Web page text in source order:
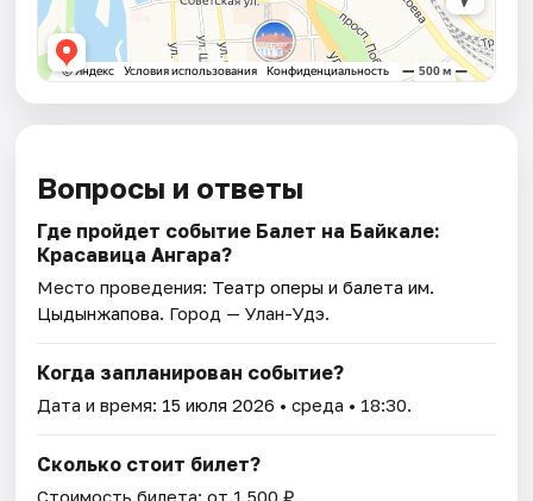
Вопросы и ответы
Где пройдет событие Балет на Байкале:
Красавица Ангара?
Место проведения: Театр оперы и балета им.
Цыдынжапова . Город — Улан-Удэ.
Когда запланирован событие?
Дата и время: 15 июля 2026 • среда • 18:30.
Сколько стоит билет?
Стоимость билета: от 1 500 ₽.